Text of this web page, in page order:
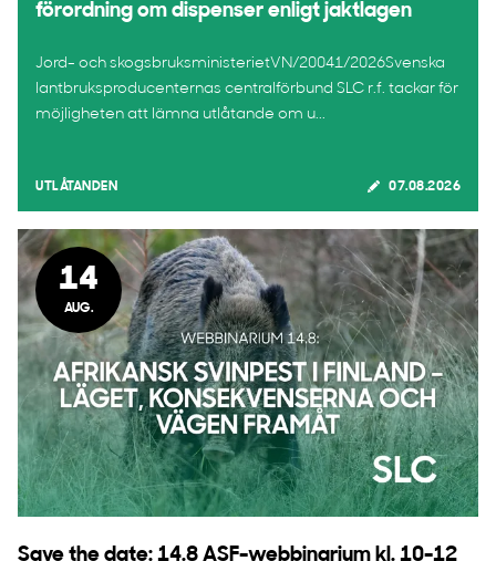
förordning om dispenser enligt jaktlagen
Jord- och skogsbruksministerietVN/20041/2026Svenska
lantbruksproducenternas centralförbund SLC r.f. tackar för
möjligheten att lämna utlåtande om u...
UTLÅTANDEN 07.08.2026
14
AUG.
Save the date: 14.8 ASF-webbinarium kl. 10-12